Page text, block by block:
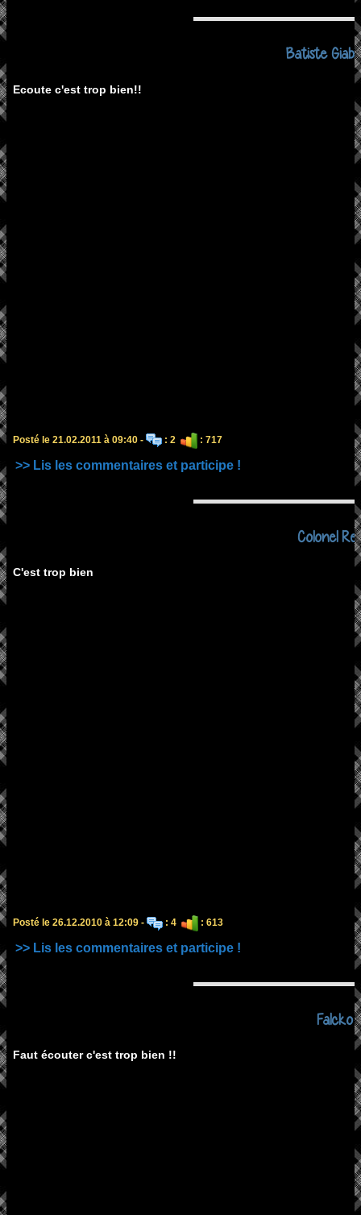
Batiste
Ecoute c'est trop bien!!
Posté le 21.02.2011 à 09:40 - : 2 : 717
>> Lis les commentaires et participe !
Colonel
C'est trop bien
Posté le 26.12.2010 à 12:09 - : 4 : 613
>> Lis les commentaires et participe !
Falcko
Faut écouter c'est trop bien !!